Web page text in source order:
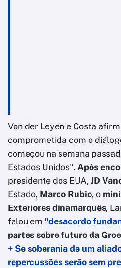
Von der Leyen e Costa
comprometida com o
começou na semana
Estados Unidos". Após
presidente dos EUA, JD
Estado, Marco Rubio, o
Exteriores dinamarquês,
falou em "desacordo
partes sobre futuro da
+ Se soberania de um
repercussões serão sem